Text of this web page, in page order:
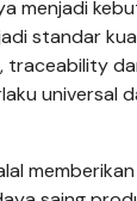
menjadi
standar
traceability
universal